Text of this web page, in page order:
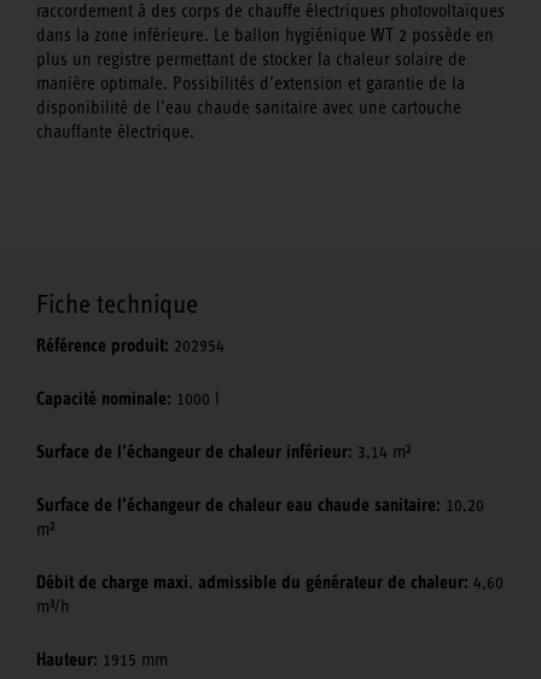
raccordement à des corps de chauffe électriques photovoltaïques
dans la zone inférieure. Le ballon hygiénique WT 2 possède en
plus un registre permettant de stocker la chaleur solaire de
manière optimale. Possibilités d’extension et garantie de la
disponibilité de l’eau chaude sanitaire avec une cartouche
chauffante électrique.
Fiche technique
Référence produit: 202954
Capacité nominale: 1000 l
Surface de l’échangeur de chaleur inférieur: 3,14 m²
Surface de l’échangeur de chaleur eau chaude sanitaire: 10,20
m²
Débit de charge maxi. admissible du générateur de chaleur: 4,60
m³/h
Hauteur: 1915 mm